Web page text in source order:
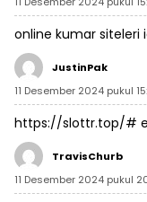
online kumar siteleri
JustinPak
11 Desember 2024 pukul
https://slottr.top/#
TravisChurb
11 Desember 2024 pukul